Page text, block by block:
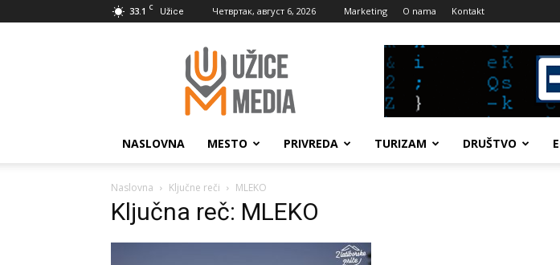
33.1 C Užice Четвртак, август 6, 2026 Marketing O nama Kontakt
UžiceMedia
NASLOVNA MESTO PRIVREDA TURIZAM DRUŠTVO
Naslovna Ključne reči MLEKO
Ključna reč: MLEKO